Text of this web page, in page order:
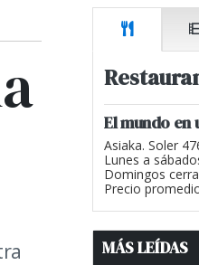
El mundo en
Asiaka. Soler
Lunes a
Domingos
Precio
MÁS LEÍDAS